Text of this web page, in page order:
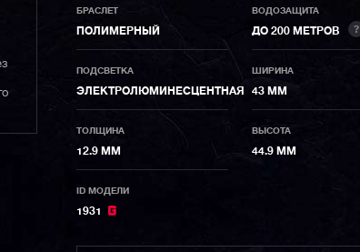
БРАСЛЕТ
ПОЛИМЕРНЫЙ
ВОДОЗАЩИТА
ДО 200 МЕТРОВ ?
ПОДСВЕТКА
ЭЛЕКТРОЛЮМИНЕСЦЕНТНАЯ
ШИРИНА
43 ММ
ТОЛЩИНА
12.9 ММ
ВЫСОТА
44.9 ММ
ID МОДЕЛИ
1931